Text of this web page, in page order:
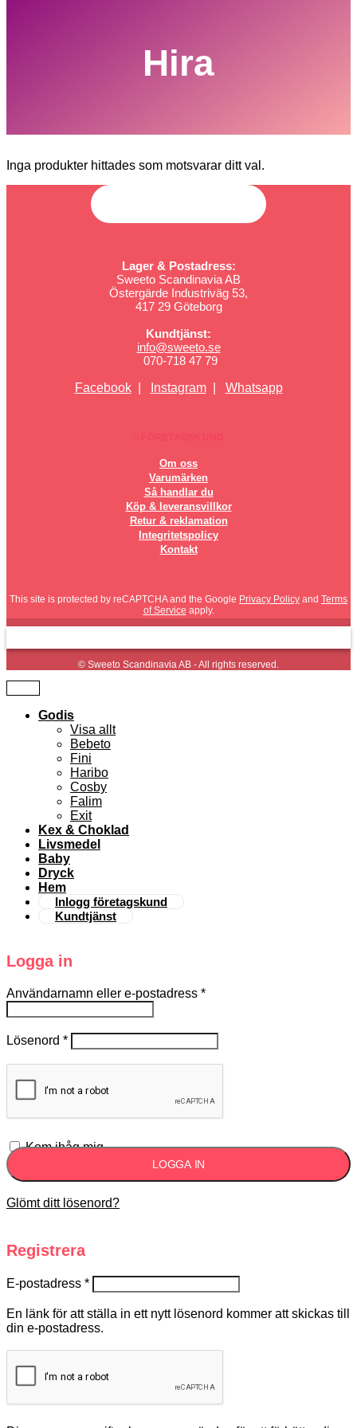
Hira
Inga produkter hittades som motsvarar ditt val.
Lager & Postadress:
Sweeto Scandinavia AB
Östergärde Industriväg 53,
417 29 Göteborg
Kundtjänst:
info@sweeto.se
070-718 47 79
Facebook| Instagram| Whatsapp
Om oss
Varumärken
Så handlar du
Köp & leveransvillkor
Retur & reklamation
Integritetspolicy
Kontakt
This site is protected by reCAPTCHA and the Google Privacy Policy and Terms
of Service apply.
© Sweeto Scandinavia AB - All rights reserved.
Godis
Visa allt
Bebeto
Fini
Haribo
Cosby
Falim
Exit
Kex & Choklad
Livsmedel
Baby
Dryck
Hem
Inlogg företagskund
Kundtjänst
Logga in
Användarnamn eller e-postadress *
Lösenord *
Kom ihåg mig
LOGGA IN
Glömt ditt lösenord?
Registrera
E-postadress *
En länk för att ställa in ett nytt lösenord kommer att skickas till
din e-postadress.